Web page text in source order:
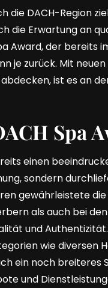
die DACH-Region
die Erwartung an
Award, der bereits
je zurück. Mit
ist es an
Spa
einen
sondern
gewährleistete
als auch bei
und
wie diversen
ein noch breiteres
und